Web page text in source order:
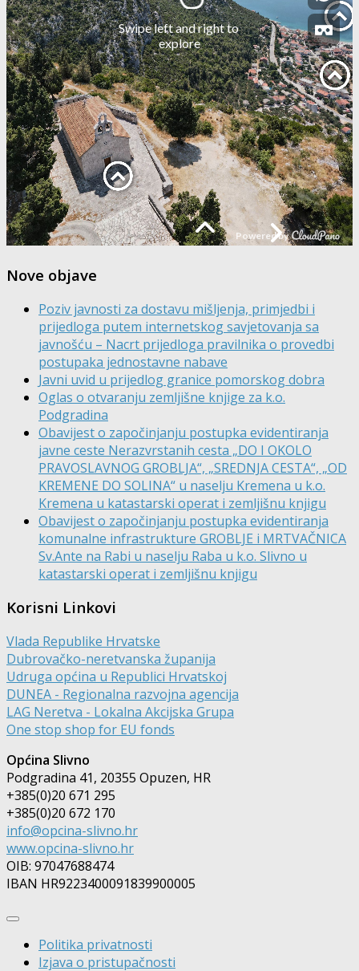
Nove objave
Poziv javnosti za dostavu mišljenja, primjedbi i
prijedloga putem internetskog savjetovanja sa
javnošću – Nacrt prijedloga pravilnika o provedbi
postupaka jednostavne nabave
Javni uvid u prijedlog granice pomorskog dobra
Oglas o otvaranju zemljišne knjige za k.o.
Podgradina
Obavijest o započinjanju postupka evidentiranja
javne ceste Nerazvrstanih cesta „DO I OKOLO
PRAVOSLAVNOG GROBLJA“, „SREDNJA CESTA“, „OD
KREMENE DO SOLINA“ u naselju Kremena u k.o.
Kremena u katastarski operat i zemljišnu knjigu
Obavijest o započinjanju postupka evidentiranja
komunalne infrastrukture GROBLJE i MRTVAČNICA
Sv.Ante na Rabi u naselju Raba u k.o. Slivno u
katastarski operat i zemljišnu knjigu
Korisni Linkovi
Vlada Republike Hrvatske
Dubrovačko-neretvanska županija
Udruga općina u Republici Hrvatskoj
DUNEA - Regionalna razvojna agencija
LAG Neretva - Lokalna Akcijska Grupa
One stop shop for EU fonds
Općina Slivno
Podgradina 41, 20355 Opuzen, HR
+385(0)20 671 295
+385(0)20 672 170
info@opcina-slivno.hr
www.opcina-slivno.hr
OIB: 97047688474
IBAN HR9223400091839900005
Politika privatnosti
Izjava o pristupačnosti